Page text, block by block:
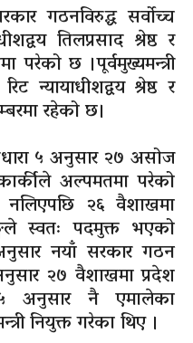
गठनविरुद्ध सर्वोच्च
तिलप्रसाद श्रेष्ठ र
छ ।पूर्वमुख्यमन्त्री
न्यायाधीशद्वय श्रेष्ठ र
रहेको छ।
५ अनुसार २७ असोज
अल्पमतमा परेको
नलिएपछि २६ वैशाखमा
स्वतः पदमुक्त भएको
नयाँ सरकार गठन
२७ वैशाखमा प्रदेश
अनुसार नै एमालेका
नियुक्त गरेका थिए ।